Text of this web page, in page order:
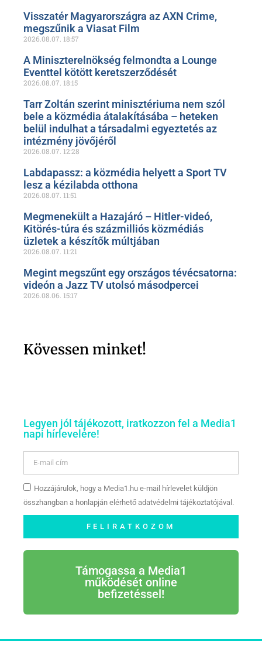
Visszatér Magyarországra az AXN Crime,
megszűnik a Viasat Film
2026.08.07. 18:57
A Miniszterelnökség felmondta a Lounge
Eventtel kötött keretszerződését
2026.08.07. 18:15
Tarr Zoltán szerint minisztériuma nem szól
bele a közmédia átalakításába – heteken
belül indulhat a társadalmi egyeztetés az
intézmény jövőjéről
2026.08.07. 12:28
Labdapassz: a közmédia helyett a Sport TV
lesz a kézilabda otthona
2026.08.07. 11:51
Megmenekült a Hazajáró – Hitler-videó,
Kitörés-túra és százmilliós közmédiás
üzletek a készítők múltjában
2026.08.07. 11:21
Megint megszűnt egy országos tévécsatorna:
videón a Jazz TV utolsó másodpercei
2026.08.06. 15:17
Kövessen minket!
Legyen jól tájékozott, iratkozzon fel a Media1
napi hírlevelére!
Hozzájárulok, hogy a Media1.hu e-mail hírlevelet küldjön
összhangban a honlapján elérhető adatvédelmi tájékoztatójával.
FELIRATKOZOM
Támogassa a Media1
működését online
befizetéssel!